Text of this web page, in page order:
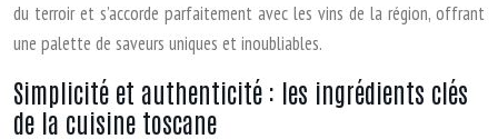
du terroir et s’accorde parfaitement avec les vins de la région, offrant
une palette de saveurs uniques et inoubliables.
Simplicité et authenticité : les ingrédients clés
de la cuisine toscane